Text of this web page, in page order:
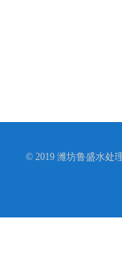
© 2019 潍坊鲁盛水处